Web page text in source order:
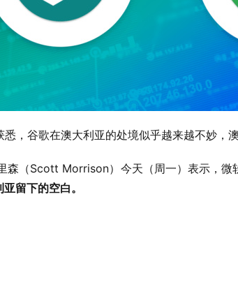
，谷歌在澳大利亚的处境似乎越来越不妙，
森（Scott Morrison）今天（周一）表示，微
留下的空白。